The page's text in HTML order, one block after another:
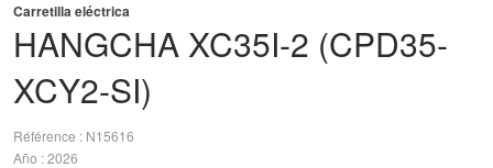
HANGCHA XC35I-2 (CPD35-
XCY2-SI)
Carretilla eléctrica
Référence
N15616
Año 2026